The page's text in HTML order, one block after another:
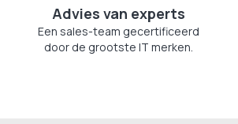
Advies van experts
Een sales-team gecertificeerd
door de grootste IT merken.